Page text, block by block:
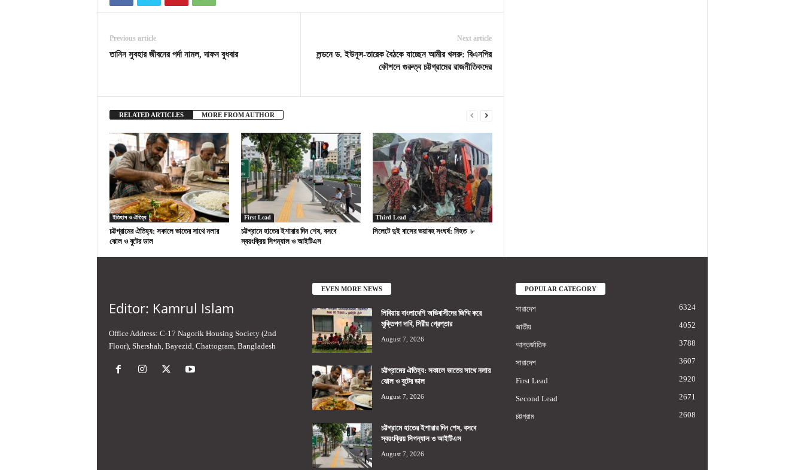
Previous article
তানিন সুবহার জীবনের পর্দা নামল, দাফন বুধবার
Next article
লন্ডনে ড. ইউনূস-তারেক বৈঠকে যাচ্ছেন আমীর খসরু: বিএনপির
কৌশলে গুরুত্ব চট্টগ্রামের রাজনীতিকদের
RELATED ARTICLES MORE FROM AUTHOR
ইতিহাস ও ঐতিহ্য
চট্টগ্রামের ঐতিহ্য: সকালে ভাতের সাথে নলার
ঝোল ও বুটের ডাল
First Lead
চট্টগ্রামে হাতের ইশারার দিন শেষ, বসবে
স্বয়ংক্রিয় সিগন্যাল ও আইটিএস
Third Lead
সিলেটে দুই বাসের ভয়াবহ সংঘর্ষ: নিহত ৮
Editor: Kamrul Islam
Office Address: C-17 Nagorik Housing Society (2nd
Floor), Shershah, Bayezid, Chattogram, Bangladesh
EVEN MORE NEWS
লিবিয়ায় বাংলাদেশি অভিবাসীদের জিম্মি করে
মুক্তিপণ দাবি, সিরীয় গ্রেপ্তার
August 7, 2026
চট্টগ্রামের ঐতিহ্য: সকালে ভাতের সাথে নলার
ঝোল ও বুটের ডাল
August 7, 2026
চট্টগ্রামে হাতের ইশারার দিন শেষ, বসবে
স্বয়ংক্রিয় সিগন্যাল ও আইটিএস
August 7, 2026
POPULAR CATEGORY
সারাদেশ 6324
জাতীয় 4052
আন্তর্জাতিক 3788
সারাদেশ 3607
First Lead 2920
Second Lead 2671
চট্টগ্রাম 2608